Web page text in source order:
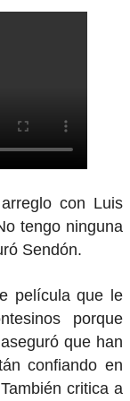
con Luis
tengo ninguna
Sendón.
película que le
porque
que han
confiando en
critica a